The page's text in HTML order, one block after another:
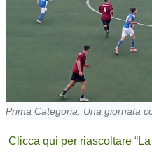
Prima Categoria. Una giornata
Clicca qui per riascoltare